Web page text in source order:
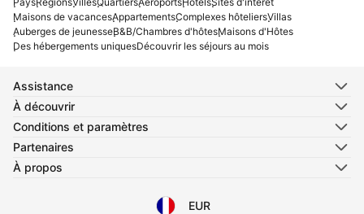
Maisons de vacancesAppartementsComplexes hôteliersVillas
Auberges de jeunesseB&B/Chambres d'hôtesMaisons d'Hôtes
Des hébergements uniquesDécouvrir les séjours au mois
Assistance
À découvrir
Conditions et paramètres
Partenaires
À propos
EUR